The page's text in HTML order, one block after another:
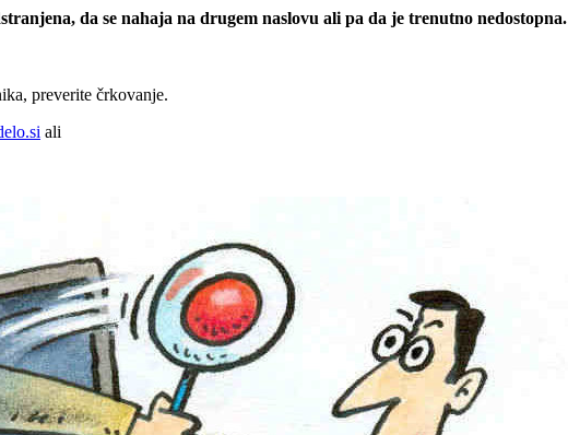
da se nahaja na drugem naslovu ali pa da je trenutno nedostopna.
preverite črkovanje.
ali